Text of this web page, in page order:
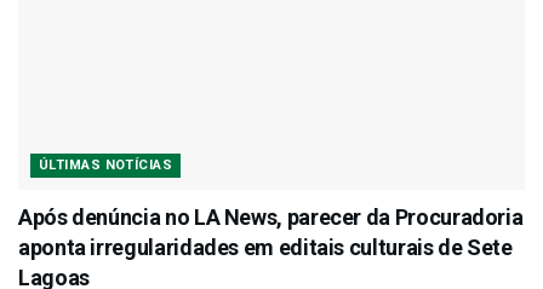
ÚLTIMAS NOTÍCIAS
Após denúncia no LA News, parecer da Procuradoria
aponta irregularidades em editais culturais de Sete
Lagoas